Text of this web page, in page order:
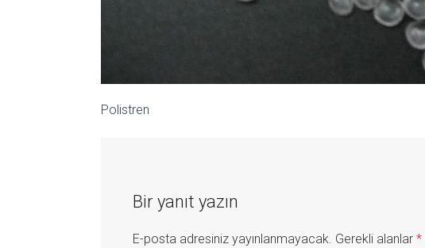
Polistren
Bir yanıt yazın
E-posta adresiniz yayınlanmayacak. Gerekli alanlar *